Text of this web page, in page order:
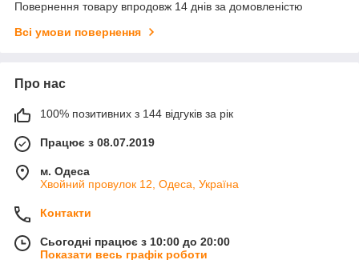
Повернення товару впродовж 14 днів за домовленістю
Всі умови повернення
Про нас
100% позитивних з 144 відгуків за рік
Працює з 08.07.2019
м. Одеса
Хвойний провулок 12, Одеса, Україна
Контакти
Сьогодні працює з 10:00 до 20:00
Показати весь графік роботи